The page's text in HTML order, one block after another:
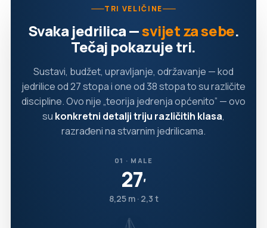
TRI VELIČINE
Svaka jedrilica —svijet za sebe.
Tečaj pokazuje tri.
Sustavi, budžet, upravljanje, održavanje — kod
jedrilice od 27 stopa i one od 38 stopa to su različite
discipline. Ovo nije „teorija jedrenja općenito” — ovo
su konkretni detalji triju različitih klasa,
razrađeni na stvarnim jedrilicama.
01 · MALE
27′
8,25 m · 2,3 t